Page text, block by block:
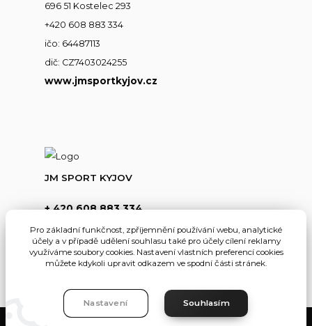
696 51 Kostelec 293
+420 608 883 334
ičo: 64487113
dič: CZ7403024255
www.jmsportkyjov.cz
JM SPORT KYJOV
+ 420 608 883 334
info@jmsportkyjov.cz
Pro základní funkčnost, zpříjemnění používání webu, analytické
účely a v případě udělení souhlasu také pro účely cílení reklamy
využíváme soubory cookies. Nastavení vlastních preferencí cookies
můžete kdykoli upravit odkazem ve spodní části stránek.
Nastavení Souhlasím